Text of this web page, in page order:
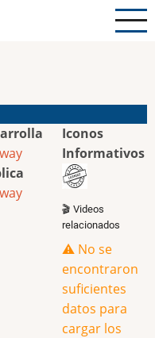
Iconos
Informativos
🎬 Videos
relacionados
⚠️ No se
encontraron
suficientes
datos para
cargar los